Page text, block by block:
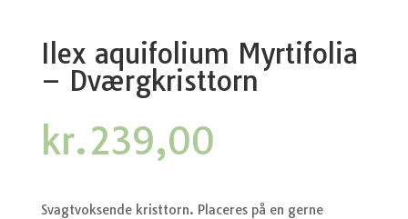
Ilex aquifolium Myrtifolia
– Dværgkristtorn
kr.239,00
Svagtvoksende kristtorn. Placeres på en gerne